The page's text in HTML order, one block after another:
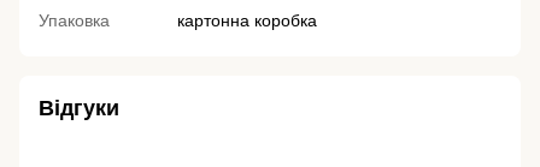
Упаковка
картонна коробка
Відгуки